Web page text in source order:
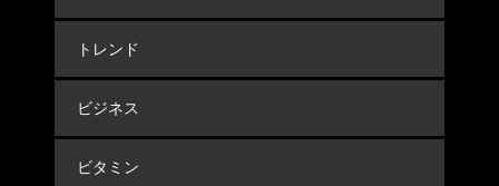
トレンド
ビジネス
ビタミン